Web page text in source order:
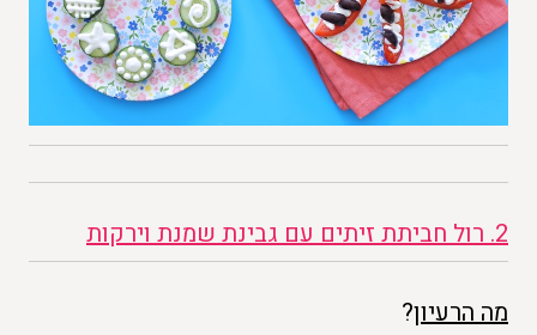
2. רול חביתת זיתים עם גבינת שמנת וירקות
מה הרעיון?